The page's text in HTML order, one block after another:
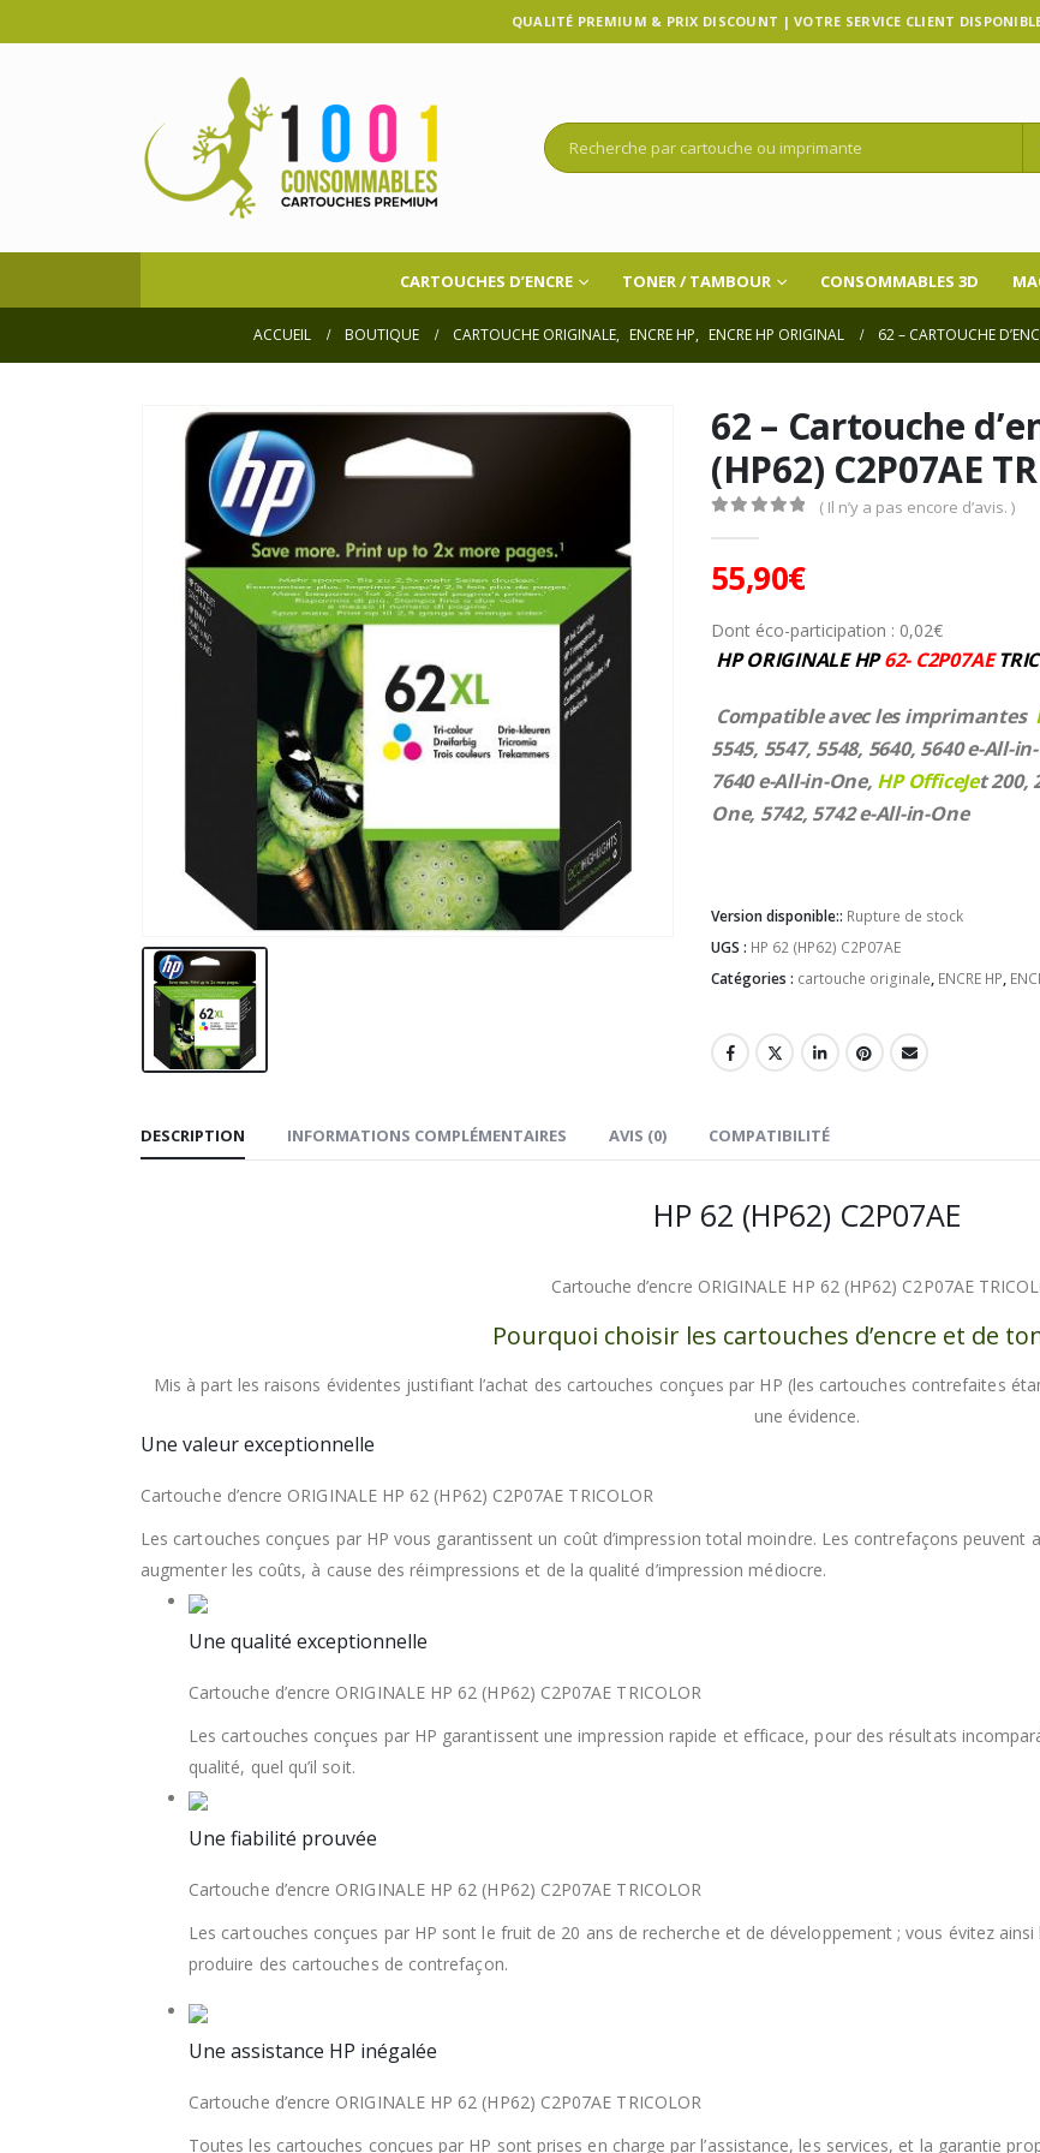
QUALITÉ PREMIUM & PRIX DISCOUNT | VOTRE SERVICE CLIENT
CARTOUCHES D’ENCRE TONER / TAMBOUR CONSOMMABLES 3D
ACCUEIL BOUTIQUE CARTOUCHE ORIGINALE, ENCRE HP, ENCRE HP ORIGINAL 62 – CARTOUCHE
62 – Cartouche
(HP62) C2P07AE
( Il n’y a pas encore d’avis. )
55,90€
Dont éco-participation : 0,02€
HP ORIGINALE HP62- C2P07AE
Compatible avec les imprimantes
5545, 5547, 5548, 5640, 5640 e-All-
7640 e-All-in-One, HP OfficeJet 200,
One, 5742, 5742 e-All-in-One
Version disponible:: Rupture de stock
UGS : HP 62 (HP62) C2P07AE
Catégories : cartouche originale, ENCRE HP,
DESCRIPTION INFORMATIONS COMPLÉMENTAIRES AVIS (0) COMPATIBILITÉ
HP 62 (HP62) C2P07AE
Cartouche d’encre ORIGINALE HP 62 (HP62) C2P07AE
Pourquoi choisir les cartouches d’encre et de
Mis à part les raisons évidentes justifiant l’achat des cartouches conçues par HP (les cartouches contrefaites
une évidence.
Une valeur exceptionnelle
Cartouche d’encre ORIGINALE HP 62 (HP62) C2P07AE TRICOLOR
Les cartouches conçues par HP vous garantissent un coût d’impression total moindre. Les contrefaçons
augmenter les coûts, à cause des réimpressions et de la qualité d’impression médiocre.
Une qualité exceptionnelle
Cartouche d’encre ORIGINALE HP 62 (HP62) C2P07AE TRICOLOR
Les cartouches conçues par HP garantissent une impression rapide et efficace, pour des résultats
qualité, quel qu’il soit.
Une fiabilité prouvée
Cartouche d’encre ORIGINALE HP 62 (HP62) C2P07AE TRICOLOR
Les cartouches conçues par HP sont le fruit de 20 ans de recherche et de développement ; vous évitez
produire des cartouches de contrefaçon.
Une assistance HP inégalée
Cartouche d’encre ORIGINALE HP 62 (HP62) C2P07AE TRICOLOR
Toutes les cartouches conçues par HP sont prises en charge par l’assistance, les services, et la garantie